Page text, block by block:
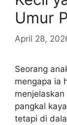
Umur
April 28,
Seorang
mengapa ia
pangkal
tetapi di